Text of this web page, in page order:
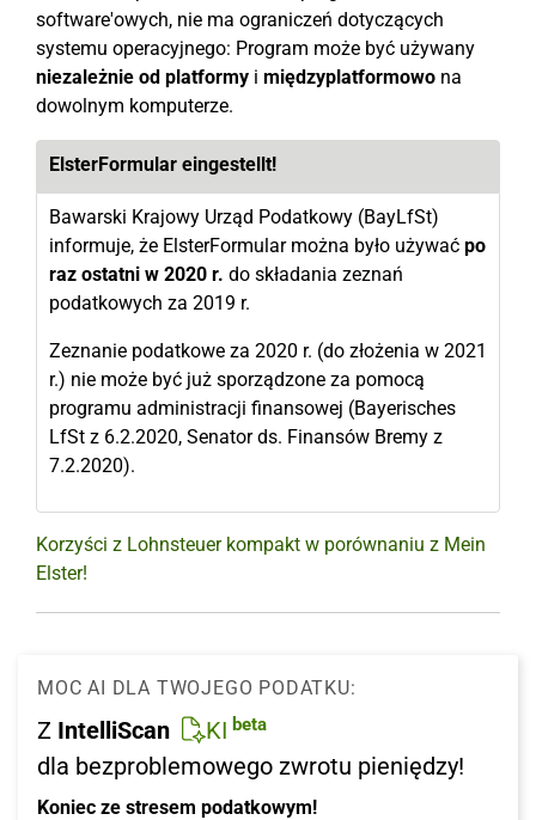
software'owych, nie ma ograniczeń dotyczących
systemu operacyjnego: Program może być używany
niezależnie od platformy i międzyplatformowo na
dowolnym komputerze.
ElsterFormular eingestellt!
Bawarski Krajowy Urząd Podatkowy (BayLfSt)
informuje, że ElsterFormular można było używać po
raz ostatni w 2020 r. do składania zeznań
podatkowych za 2019 r.
Zeznanie podatkowe za 2020 r. (do złożenia w 2021
r.) nie może być już sporządzone za pomocą
programu administracji finansowej (Bayerisches
LfSt z 6.2.2020, Senator ds. Finansów Bremy z
7.2.2020).
Korzyści z Lohnsteuer kompakt w porównaniu z Mein
Elster!
MOC AI DLA TWOJEGO PODATKU:
Z IntelliScan KI beta
dla bezproblemowego zwrotu pieniędzy!
Koniec ze stresem podatkowym!